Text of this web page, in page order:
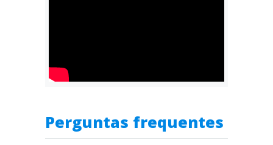
Perguntas frequentes